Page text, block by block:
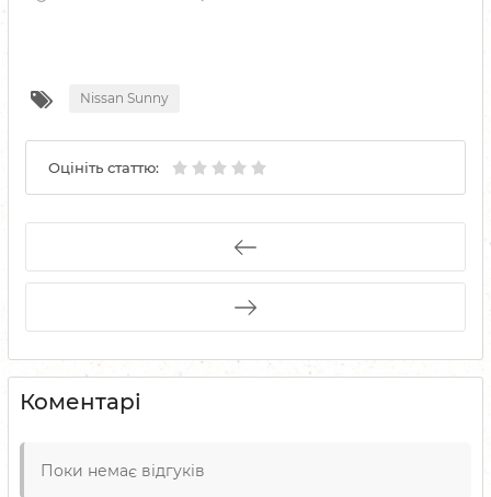
Nissan Sunny
Оцініть статтю:
Коментарі
Поки немає відгуків